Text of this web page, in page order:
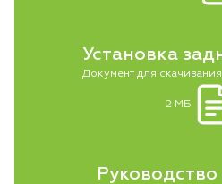
Установка
Документ для
2 МБ